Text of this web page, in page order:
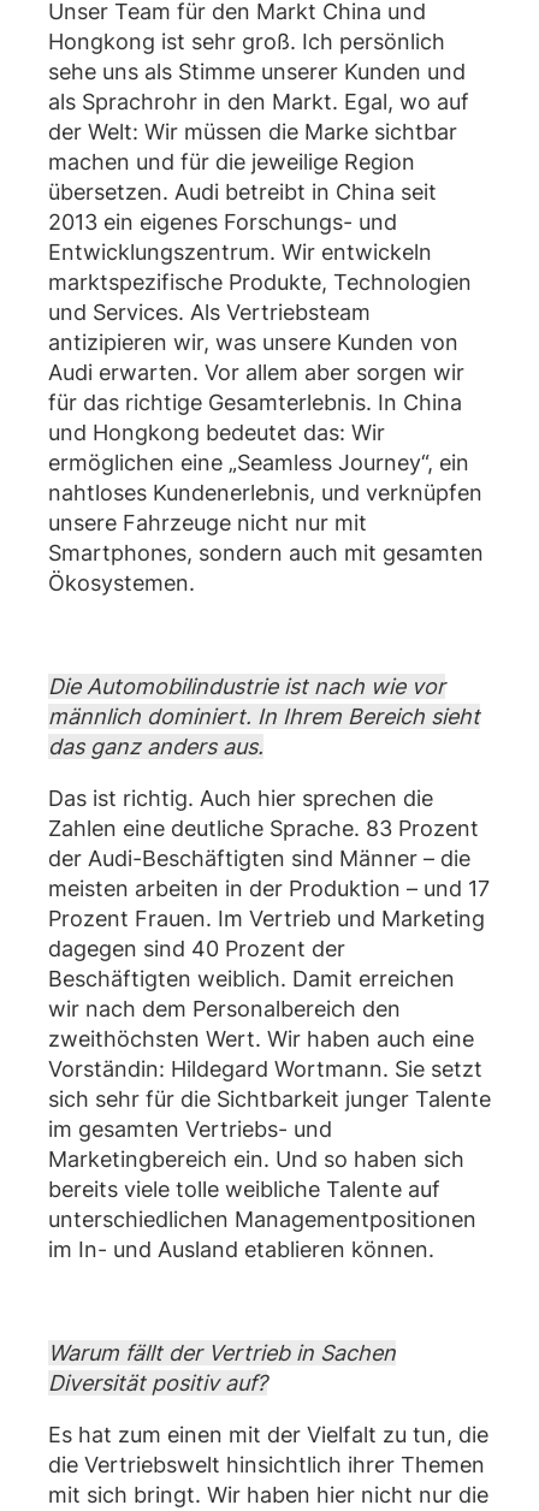
Unser Team für den Markt China und
Hongkong ist sehr groß. Ich persönlich
sehe uns als Stimme unserer Kunden und
als Sprachrohr in den Markt. Egal, wo auf
der Welt: Wir müssen die Marke sichtbar
machen und für die jeweilige Region
übersetzen. Audi betreibt in China seit
2013 ein eigenes Forschungs- und
Entwicklungszentrum. Wir entwickeln
marktspezifische Produkte, Technologien
und Services. Als Vertriebsteam
antizipieren wir, was unsere Kunden von
Audi erwarten. Vor allem aber sorgen wir
für das richtige Gesamterlebnis. In China
und Hongkong bedeutet das: Wir
ermöglichen eine „Seamless Journey“, ein
nahtloses Kundenerlebnis, und verknüpfen
unsere Fahrzeuge nicht nur mit
Smartphones, sondern auch mit gesamten
Ökosystemen.
Die Automobilindustrie ist nach wie vor
männlich dominiert. In Ihrem Bereich sieht
das ganz anders aus.
Das ist richtig. Auch hier sprechen die
Zahlen eine deutliche Sprache. 83 Prozent
der Audi-Beschäftigten sind Männer – die
meisten arbeiten in der Produktion – und 17
Prozent Frauen. Im Vertrieb und Marketing
dagegen sind 40 Prozent der
Beschäftigten weiblich. Damit erreichen
wir nach dem Personalbereich den
zweithöchsten Wert. Wir haben auch eine
Vorständin: Hildegard Wortmann. Sie setzt
sich sehr für die Sichtbarkeit junger Talente
im gesamten Vertriebs- und
Marketingbereich ein. Und so haben sich
bereits viele tolle weibliche Talente auf
unterschiedlichen Managementpositionen
im In- und Ausland etablieren können.
Warum fällt der Vertrieb in Sachen
Diversität positiv auf?
Es hat zum einen mit der Vielfalt zu tun, die
die Vertriebswelt hinsichtlich ihrer Themen
mit sich bringt. Wir haben hier nicht nur die